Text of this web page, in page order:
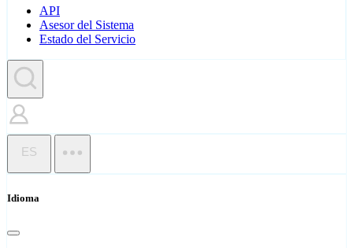
API
Asesor del Sistema
Estado del Servicio
ES
Idioma